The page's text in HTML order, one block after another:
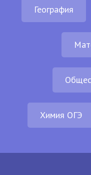
География
Химия ОГЭ